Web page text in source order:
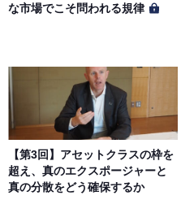
な市場でこそ問われる規律
【第3回】アセットクラスの枠を
超え、真のエクスポージャーと
真の分散をどう確保するか